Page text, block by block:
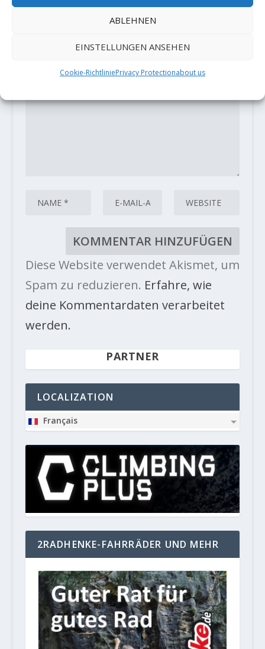
ABLEHNEN
EINSTELLUNGEN ANSEHEN
Cookie-RichtliniePrivacy Protectionabout us
Deine E-Mail-Adresse wird nicht
*markiert
Diese Website verwendet Akismet, um
Spam zu reduzieren. Erfahre, wie
deine Kommentardaten verarbeitet
werden.
PARTNER
LOCALIZATION
Français
2RADHENKE-FAHRRÄDER UND MEHR